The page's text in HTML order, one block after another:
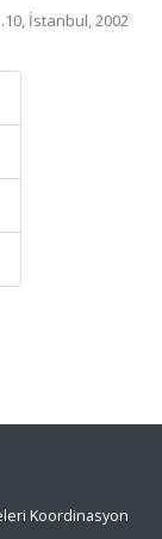
İstanbul, 2002
Koordinasyon